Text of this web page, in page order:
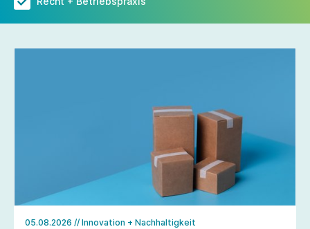
05.08.2026 // Innovation + Nachhaltigkeit